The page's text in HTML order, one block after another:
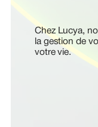
Chez Lucya,
la gestion de
votre vie.